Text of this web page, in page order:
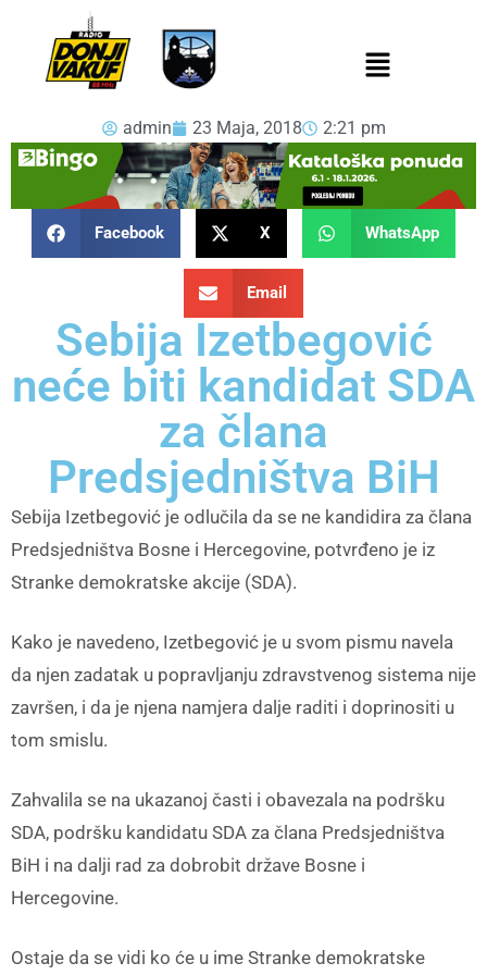
admin 23 Maja, 2018 2:21 pm
Facebook X WhatsApp
Email
Sebija Izetbegović
neće biti kandidat SDA
za člana
Predsjedništva BiH
Sebija Izetbegović je odlučila da se ne kandidira za člana
Predsjedništva Bosne i Hercegovine, potvrđeno je iz
Stranke demokratske akcije (SDA).
Kako je navedeno, Izetbegović je u svom pismu navela
da njen zadatak u popravljanju zdravstvenog sistema nije
završen, i da je njena namjera dalje raditi i doprinositi u
tom smislu.
Zahvalila se na ukazanoj časti i obavezala na podršku
SDA, podršku kandidatu SDA za člana Predsjedništva
BiH i na dalji rad za dobrobit države Bosne i
Hercegovine.
Ostaje da se vidi ko će u ime Stranke demokratske